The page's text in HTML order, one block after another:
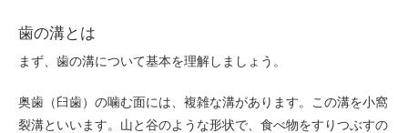
歯の溝とは
まず、歯の溝について基本を理解しましょう。
奥歯（臼歯）の噛む面には、複雑な溝があります。この溝を小窩
裂溝といいます。山と谷のような形状で、食べ物をすりつぶすの